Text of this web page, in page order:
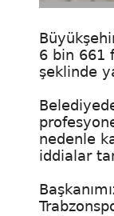
6 bin 661
şeklinde
nedenle
iddialar